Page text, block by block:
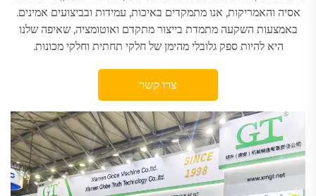
אסיה והאמריקות, אנו מתמקדים באיכות, עמידות ובביצועים אמינים.
באמצעות השקעה מתמדת בייצור מתקדם ואוטומציה, שאיפה שלנו
היא להיות ספק גלובלי מהימן של חלקי תחתית וחלקי מכונות.
צרו קשר